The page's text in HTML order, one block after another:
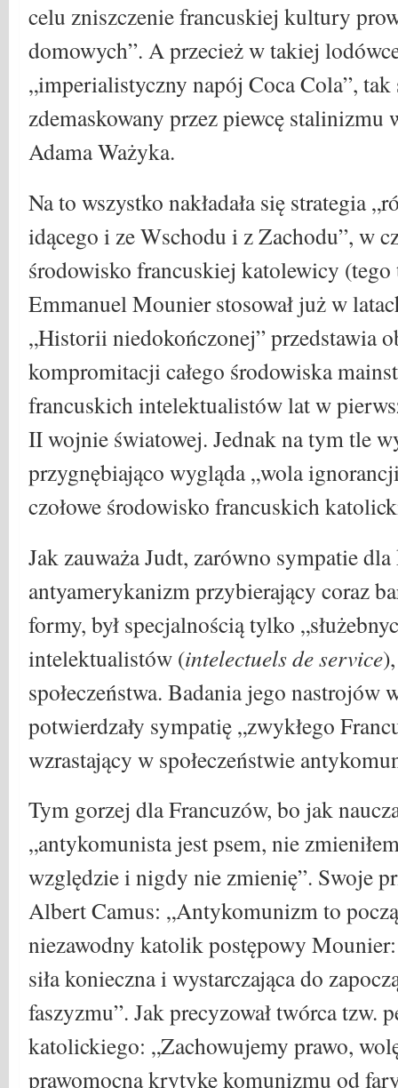
celu zniszczenie francuskiej kultury
domowych”. A przecież w takiej
„imperialistyczny napój Coca Cola”, tak
zdemaskowany przez piewcę stalinizmu
Adama Ważyka.
Na to wszystko nakładała się strategia
idącego i ze Wschodu i z Zachodu”, w
środowisko francuskiej katolewicy (tego
Emmanuel Mounier stosował już w
„Historii niedokończonej” przedstawia
kompromitacji całego środowiska
francuskich intelektualistów lat w
II wojnie światowej. Jednak na tym tle
przygnębiająco wygląda „wola
czołowe środowisko francuskich
Jak zauważa Judt, zarówno sympatie
antyamerykanizm przybierający coraz
formy, był specjalnością tylko
intelektualistów (intelectuels de service
społeczeństwa. Badania jego nastrojów
potwierdzały sympatię „zwykłego
wzrastający w społeczeństwie
Tym gorzej dla Francuzów, bo jak
„antykomunista jest psem, nie
względzie i nigdy nie zmienię”. Swoje
Albert Camus: „Antykomunizm to
niezawodny katolik postępowy
siła konieczna i wystarczająca do
faszyzmu”. Jak precyzował twórca tzw.
katolickiego: „Zachowujemy prawo,
prawomocną krytykę komunizmu od